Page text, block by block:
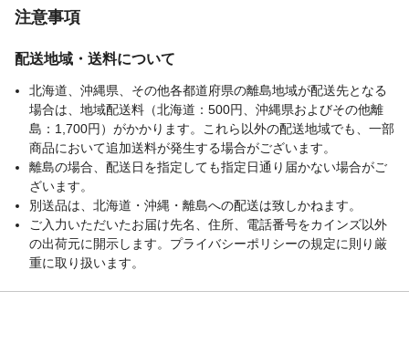
お手入れ方法
カバーリングタイプなので表面が汚れたと
きは、1番外側のカバーのみ洗濯機で洗うこ
とが出来ます。
生産国
日本
クッション材
ウレタンフォーム
リクライニング機能
無し
使用ギヤ
無し
張り材
無し
注意事項
配送地域・送料について
北海道、沖縄県、その他各都道府県の離島地域が配送先となる
場合は、地域配送料（北海道：500円、沖縄県およびその他離
島：1,700円）がかかります。これら以外の配送地域でも、一部
商品において追加送料が発生する場合がございます。
離島の場合、配送日を指定しても指定日通り届かない場合がご
ざいます。
別送品は、北海道・沖縄・離島への配送は致しかねます。
ご入力いただいたお届け先名、住所、電話番号をカインズ以外
の出荷元に開示します。プライバシーポリシーの規定に則り厳
重に取り扱います。